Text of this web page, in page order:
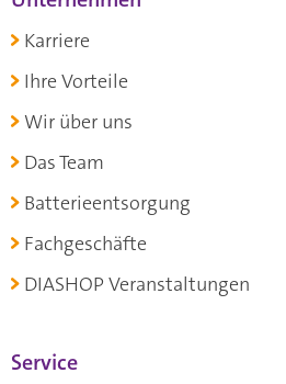
Karriere
Ihre Vorteile
Wir über uns
Das Team
Batterieentsorgung
Fachgeschäfte
DIASHOP Veranstaltungen
Service